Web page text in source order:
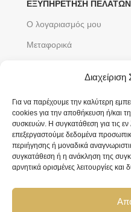
Για να παρέχουμε την καλύτερη
cookies για την αποθήκευση ή/και
συσκευών. Η συγκατάθεση για τις εν
επεξεργαστούμε δεδομένα
περιήγησης ή μοναδικά
συγκατάθεση ή η ανάκληση της
αρνητικά ορισμένες λειτουργίες και
ΕΞΥΠΗΡΈΤΗΣΗ ΠΕΛΑΤΏΝ
Ο λογαριασμός μου
Μεταφορικά
ΝΟΜΙΚΆ ΘΈΜΑΤΑ
Όροι και προϋποθέσεις
Πολιτική Απορρήτου
ΚΑΤΗΓΟΡΙΕΣ
Ανδρικά Κοσμήματα